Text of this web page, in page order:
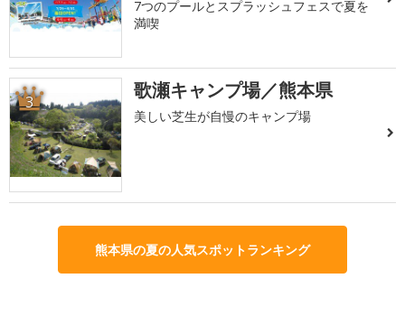
7つのプールとスプラッシュフェスで夏を
満喫
3 歌瀬キャンプ場／熊本県
美しい芝生が自慢のキャンプ場
熊本県の夏の人気スポットランキング